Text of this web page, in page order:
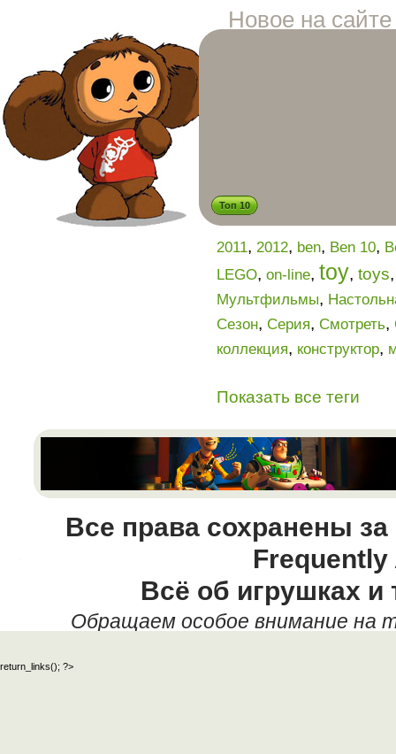
Новое на сайте
Топ 10
2011, 2012, ben, Ben 10,
LEGO, on-line, toy, toys
Мультфильмы,
Сезон, Серия, Смотреть,
коллекция, конструктор,
Показать все теги
Все права сохранены
Всё об игрушках и
Обращаем особое внимание на
return_links(); ?>